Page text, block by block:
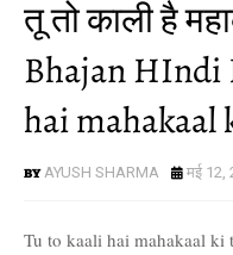
तू तो काली है
Bhajan HIndi
hai mahakaal
AYUSH SHARMA मई 12,
Tu to kaali hai mahakaal ki